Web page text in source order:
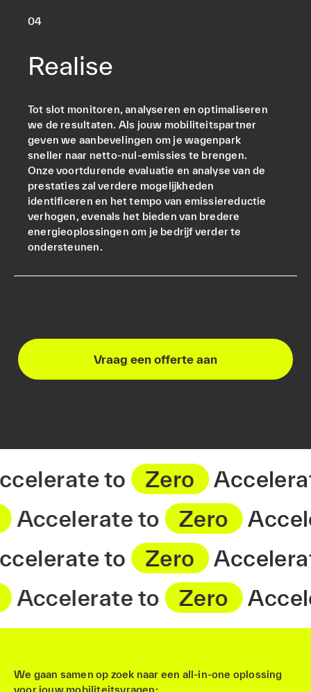
04
Realise
Tot slot monitoren, analyseren en optimaliseren
we de resultaten. Als jouw mobiliteitspartner
geven we aanbevelingen om je wagenpark
sneller naar netto-nul-emissies te brengen.
Onze voortdurende evaluatie en analyse van de
prestaties zal verdere mogelijkheden
identificeren en het tempo van emissiereductie
verhogen, evenals het bieden van bredere
energieoplossingen om je bedrijf verder te
ondersteunen.
Vraag een offerte aan
Accelerate to Zero
to
Zero
Accelerate to
Zero
to
Zero
We gaan samen op zoek naar een all-in-one oplossing